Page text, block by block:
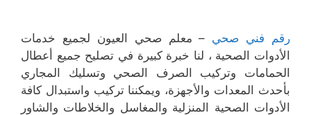
رقم فني صحي – معلم صحي العيون لجميع خدمات
الأدوات الصحية ، لنا خبرة كبيرة في تصليح جميع أعطال
الحمامات وتركيب الصرف الصحي وتسليك المجاري
بأحدث المعدات والأجهزة، ويمكننا تركيب واستبدال كافة
الأدوات الصحية المنزلية والمغاسل والخلاطات والشاور